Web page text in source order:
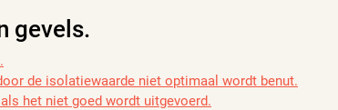
gevels.
de isolatiewaarde niet optimaal wordt benut.
het niet goed wordt uitgevoerd.